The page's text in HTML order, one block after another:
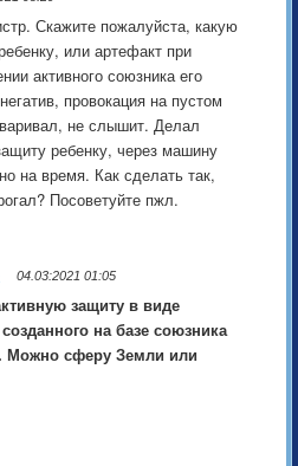
Скажите пожалуйста, какую
или артефакт при
активного союзника его
провокация на пустом
не слышит. Делал
ребенку, через машину
на время. Как сделать так,
Посоветуйте пжл.
04.03:2021 01:05
защиту в виде
на базе союзника
Можно сферу Земли или